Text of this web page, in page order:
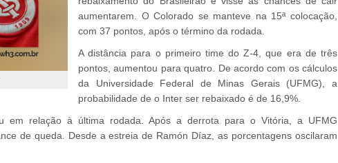
aumentarem. O Colorado se manteve na 15ª colocação,
com 37 pontos, após o término da rodada.
A distância para o primeiro time do Z-4, que era de três
pontos, aumentou para quatro. De acordo com os cálculos
da Universidade Federal de Minas Gerais (UFMG), a
probabilidade de o Inter ser rebaixado é de 16,9%.
em relação à última rodada. Após a derrota para o Vitória, a UFMG
de queda. Desde a estreia de Ramón Díaz, as porcentagens oscilaram